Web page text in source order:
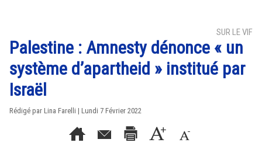
SUR LE VIF
Palestine : Amnesty dénonce « un
système d’apartheid » institué par
Israël
Rédigé par Lina Farelli | Lundi 7 Février 2022